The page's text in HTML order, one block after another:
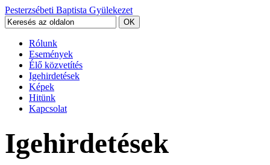
Pesterzsébeti Baptista Gyülekezet
Rólunk
Események
Élő közvetítés
Igehirdetések
Képek
Hitünk
Kapcsolat
Igehirdetések